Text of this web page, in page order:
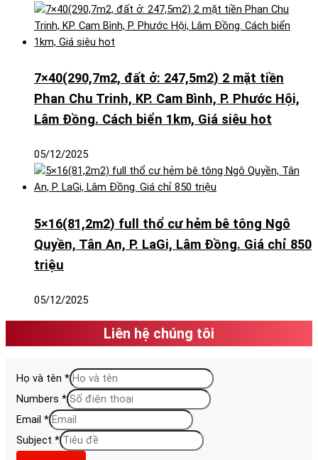
7×40(290,7m2, đất ở: 247,5m2) 2 mặt tiền
Phan Chu Trinh, KP. Cam Bình, P. Phước Hội,
Lâm Đồng. Cách biển 1km, Giá siêu hot
05/12/2025
5×16(81,2m2) full thổ cư hẻm bê tông Ngô
Quyền, Tân An, P. LaGi, Lâm Đồng. Giá chỉ 850
triệu
05/12/2025
Liên hệ chúng tôi
Họ và tên *
Numbers *
Email *
Subject *